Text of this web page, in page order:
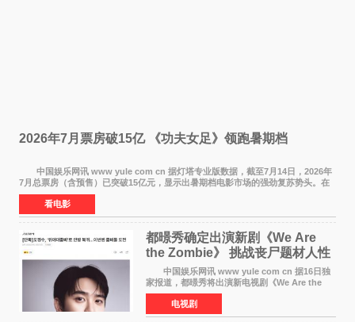
2026年7月票房破15亿 《功夫女足》领跑暑期档
中国娱乐网讯 www yule com cn 据灯塔专业版数据，截至7月14日，2026年
7月总票房（含预售）已突破15亿元，显示出暑期档电影市场的强劲复苏势头。在
众多上映影片中，《功夫女足》《小黄人与大
看电影
都暻秀确定出演新剧《We Are
the Zombie》 挑战丧尸题材人性
喜剧
中国娱乐网讯 www yule com cn 据16日独
家报道，都暻秀将出演新电视剧《We Are the
Zombie》，在剧中饰演主演金仁钟一角，挑战与
以往丧尸题材截然不同的人性喜剧。 新剧
《We Are t
电视剧